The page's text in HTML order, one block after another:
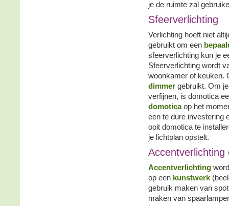
je de ruimte zal
Sfeerverlichting
Verlichting hoeft niet
gebruikt om een
sfeerverlichting kun je
Sfeerverlichting wordt
woonkamer of keuken.
dimmer gebruikt. Om
verfijnen, is domotica
domoticaop het
een te dure investering
ooit domotica te
je lichtplan opstelt.
Accentverlichting
Accentverlichting
op een kunstwerk
gebruik maken van
maken van